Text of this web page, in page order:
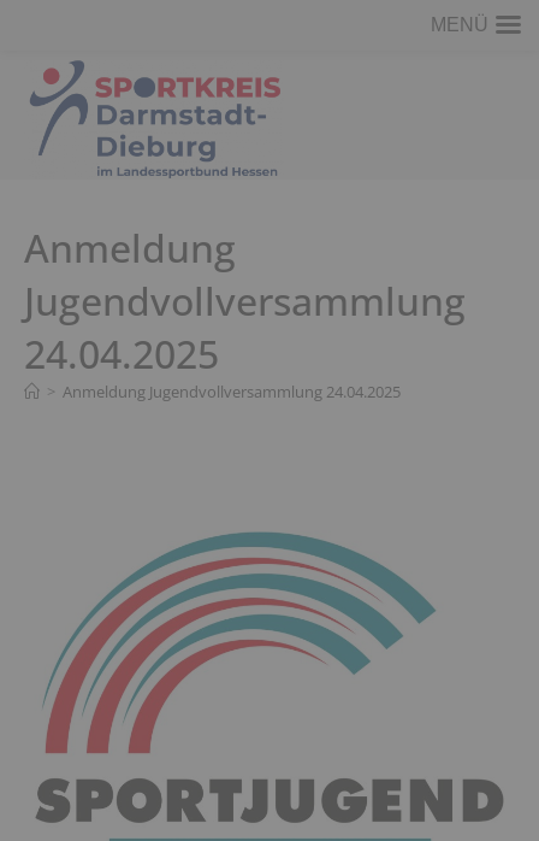
Inhalt
springen
Anmeldung
Jugendvollversammlung
24.04.2025
> Anmeldung Jugendvollversammlung 24.04.2025
MENÜ